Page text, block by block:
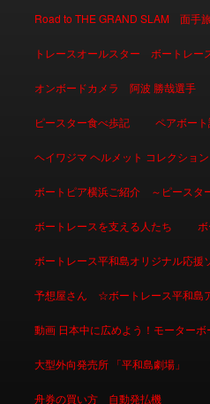
Road to THE GRAND SLAM 面
トレースオールスター ボートレー
オンボードカメラ 阿波 勝哉選手
ピースター食べ歩記 ペアボー
ヘイワジマ ヘルメット コレクション
ボートピア横浜ご紹介 ～ピースタ
ボートレースを支える人たち
ボートレース平和島オリジナル応援
予想屋さん ☆ボートレース平和島
動画 日本中に広めよう！モーターボ
大型外向発売所 「平和島劇場」
舟券の買い方 自動発払機